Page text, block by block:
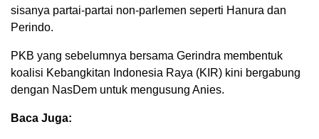
sisanya partai-partai non-parlemen seperti Hanura dan
Perindo.
PKB yang sebelumnya bersama Gerindra membentuk
koalisi Kebangkitan Indonesia Raya (KIR) kini bergabung
dengan NasDem untuk mengusung Anies.
Baca Juga: